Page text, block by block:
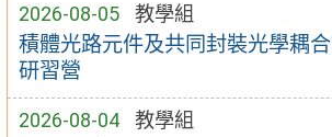
2026-08-05 教學組
積體光路元件及共同封裝光學耦
研習營
2026-08-04 教學組